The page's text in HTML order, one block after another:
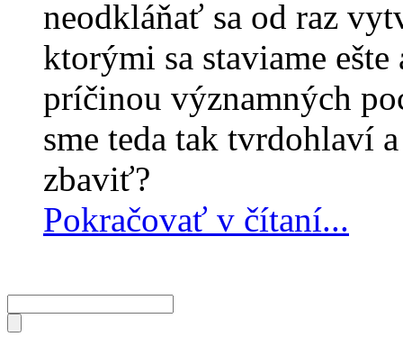
neodkláňať sa od raz
ktorými sa staviame
príčinou významných
sme teda tak tvrdohlaví
zbaviť?
Pokračovať v čítaní...